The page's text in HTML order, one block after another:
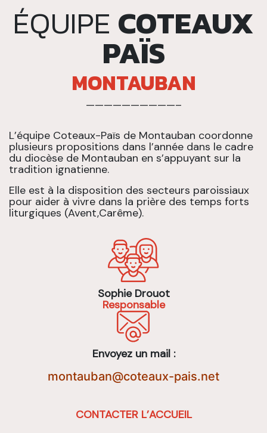
ÉQUIPE COTEAUX
PAÏS
MONTAUBAN
——————————–
L’équipe Coteaux-Païs de Montauban coordonne
plusieurs propositions dans l’année dans le cadre
du diocèse de Montauban en s’appuyant sur la
tradition ignatienne.
Elle est à la disposition des secteurs paroissiaux
pour aider à vivre dans la prière des temps forts
liturgiques (Avent,Carême).
Sophie Drouot
Responsable
Envoyez un mail :
montauban@coteaux-pais.net
CONTACTER L’ACCUEIL